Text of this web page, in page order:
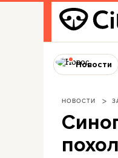
Новости
НОВОСТИ